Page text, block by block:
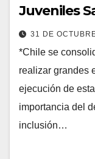
Juveniles
31 DE
*Chile se
realizar grandes
ejecución de
importancia del
inclusión…